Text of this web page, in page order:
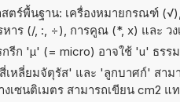
ร์พื้นฐาน: เครื่องหมายกรณฑ์
าร (/, :, ÷), การคูณ (*, x) และ ว
รีก 'µ' (= micro) อาจใช้ 'u' ธรร
เหลี่ยมจัตุรัส' และ 'ลูกบาศก์' สา
เซนติเมตร สามารถเขียน cm2 แ